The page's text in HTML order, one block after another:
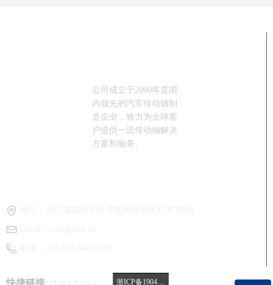
公司成立于2000年是国
内领先的汽车传动轴制
造企业，致力为全球客
户提供一流传动轴解决
方案和服务。
快捷链接 浙ICP备19046624号